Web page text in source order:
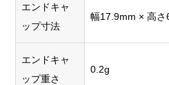
エンドキャ
ップ寸法
幅17.9mm × 高
エンドキャ
ップ重さ
0.2g